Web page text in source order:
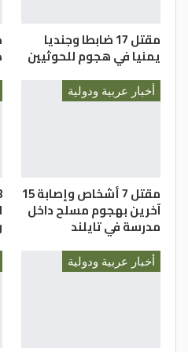
مقتل 17 ضابطا وجنديا
يمنيا في هجوم للحوثيين
أخبار عربية ودولية
مقتل 7 أشخاص وإصابة 15
آخرين بهجوم مسلح داخل
مدرسة في تايلند
أخبار عربية ودولية